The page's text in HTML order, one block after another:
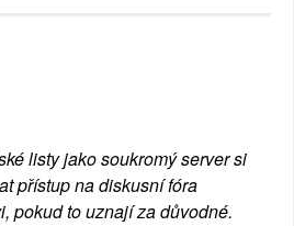
listy jako soukromý server si
přístup na diskusní fóra
pokud to uznají za důvodné.